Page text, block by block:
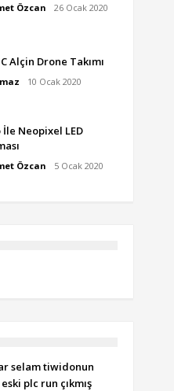
Özcan 26 Ocak 2020
Alçin Drone Takımı
10 Ocak 2020
Neopixel LED
Özcan 5 Ocak 2020
selam tiwidonun
plc run çıkmış